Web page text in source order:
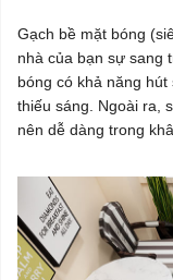
Gạch bề mặt bóng
nhà của bạn sự sang
bóng có khả năng
thiếu sáng. Ngoài ra,
nên dễ dàng trong